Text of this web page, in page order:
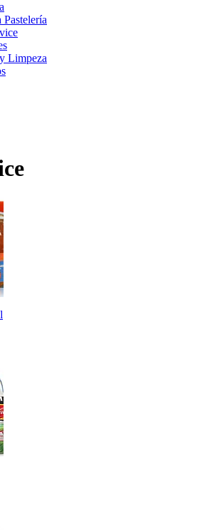
Pastelería
Limpeza